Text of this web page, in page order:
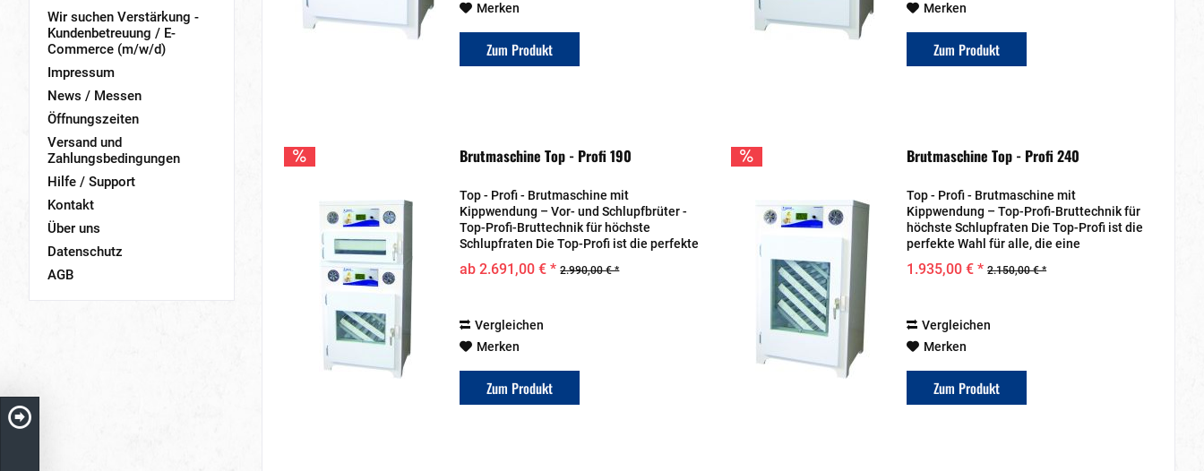
Wir suchen Verstärkung -
Kundenbetreuung / E-
Commerce (m/w/d)
Impressum
News / Messen
Öffnungszeiten
Versand und
Zahlungsbedingungen
Hilfe / Support
Kontakt
Über uns
Datenschutz
AGB
Merken
Zum Produkt
Merken
Zum Produkt
Brutmaschine Top - Profi 190
Top - Profi - Brutmaschine mit
Kippwendung – Vor- und Schlupfbrüter -
Top-Profi-Bruttechnik für höchste
Schlupfraten Die Top-Profi ist die perfekte
vollautomatische Bruttechnik für eine
ab 2.691,00 € * 2.990,00 € *
Vergleichen
Merken
Zum Produkt
Brutmaschine Top - Profi 240
Top - Profi - Brutmaschine mit
Kippwendung – Top-Profi-Bruttechnik für
höchste Schlupfraten Die Top-Profi ist die
perfekte Wahl für alle, die eine
Bruttechnik für eine erfolgreiche
1.935,00 € * 2.150,00 € *
Vergleichen
Merken
Zum Produkt